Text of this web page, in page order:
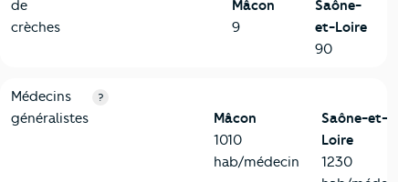
de
crèches
Mâcon
9
Saône-
et-Loire
90
5-Commerces
Critères Mâcon
Médecins
généralistes
?
Mâcon
1010
hab/médecin
Saône-et-
Loire
1230